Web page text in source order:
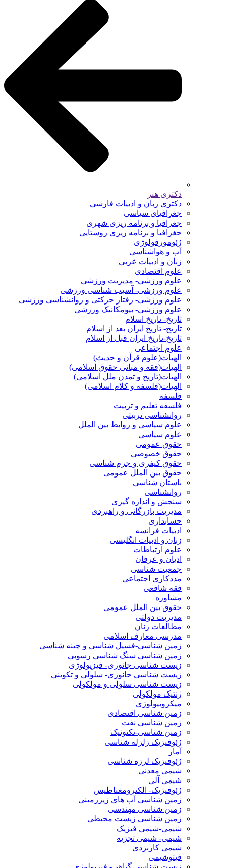
دکتری هنر
دکتری زبان و ادبیات فارسی
جغرافیای سیاسی
جغرافیا و برنامه ریزی شهری
جغرافیا و برنامه ریزی روستایی
ژئومورفولوژی
آب و هواشناسی
زبان و ادبیات عربی
علوم اقتصادی
علوم ورزشی- مدیریت ورزشی
علوم ورزشی- آسیب شناسی ورزشی
علوم ورزشی- رفتار حرکتی و روانشناسی ورزشی
علوم ورزشی- بیومکانیک ورزشی
تاریخ- تاریخ اسلام
تاریخ- تاریخ ایران بعد از اسلام
تاریخ-تاریخ ایران قبل از اسلام
علوم اجتماعی
الهیات(علوم قرآن و حدیث)
الهیات(فقه و مبانی حقوق اسلامی)
الهیات(تاریخ و تمدن ملل اسلامی)
الهیات(فلسفه و کلام اسلامی)
فلسفه
فلسفه تعلیم و تربیت
روانشناسی تربیتی
علوم سیاسی و روابط بین الملل
علوم سیاسی
حقوق عمومی
حقوق خصوصی
حقوق کیفری و جرم شناسی
حقوق بین الملل عمومی
باستان شناسی
روانشناسی
سنجش و اندازه گیری
مدیریت بازرگانی و راهبردی
حسابداری
ادبیات فرانسه
زبان و ادبیات انگلیسی
علوم ارتباطات
ادیان و عرفان
جمعیت شناسی
مددکاری اجتماعی
فقه شافعی
مشاوره
حقوق بین الملل عمومی
مدیریت دولتی
مطالعات زنان
مدرسی معارف اسلامی
زمین شناسی-فسیل شناسی و چینه شناسی
زمین شناسی سنگ شناسی رسوبی
زیست شناسی جانوری- فیزیولوژی
زیست شناسی جانوری- سلولی و تکوینی
زیست شناسی سلولی و مولکولی
ژنتیک مولکولی
میکروبیولوژی
زمین شناسی اقتصادی
زمین شناسی نفت
زمین شناسی-تکتونیک
ژئوفیزیک زلزله شناسی
آمار
ژئوفیزیک لرزه شناسی
شیمی معدنی
شیمی آلی
ژئوفیزیک- الکترومغناطیس
زمین شناسی آب های زیرزمینی
زمین شناسی مهندسی
زمین شناسی زیست محیطی
شیمی-شیمی فیزیک
شیمی- شیمی تجزیه
شیمی کاربردی
فیتوشیمی